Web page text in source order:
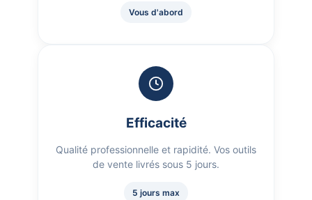
Vous d'abord
Efficacité
Qualité professionnelle et rapidité. Vos outils
de vente livrés sous 5 jours.
5 jours max